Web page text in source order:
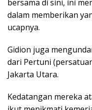
bersama di sini, ini
dalam memberikan
ucapnya.
Gidion juga
dari Pertuni
Jakarta Utara.
Kedatangan mereka